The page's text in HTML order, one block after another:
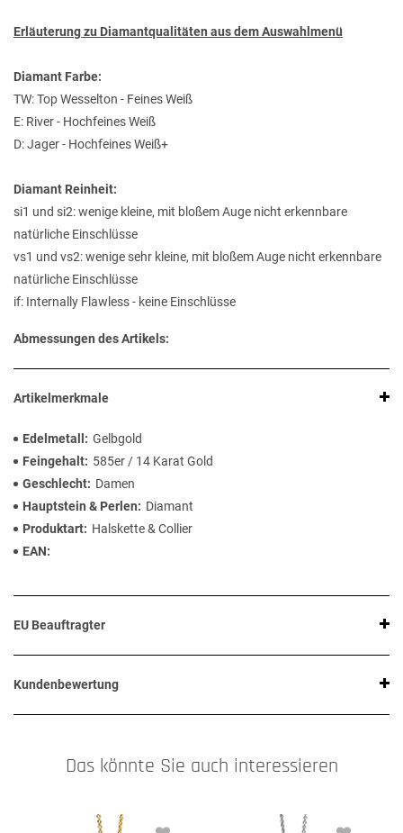
Erläuterung zu Diamantqualitäten aus dem Auswahlmenü
Diamant Farbe:
TW: Top Wesselton - Feines Weiß
E: River - Hochfeines Weiß
D: Jager - Hochfeines Weiß+
Diamant Reinheit:
si1 und si2: wenige kleine, mit bloßem Auge nicht erkennbare
natürliche Einschlüsse
vs1 und vs2: wenige sehr kleine, mit bloßem Auge nicht erkennbare
natürliche Einschlüsse
if: Internally Flawless - keine Einschlüsse
Abmessungen des Artikels:
Artikelmerkmale
Edelmetall
Gelbgold
Feingehalt
585er / 14 Karat Gold
Geschlecht
Damen
Hauptstein & Perlen
Diamant
Produktart
Halskette & Collier
EAN
EU Beauftragter
Kundenbewertung
Das könnte Sie auch interessieren